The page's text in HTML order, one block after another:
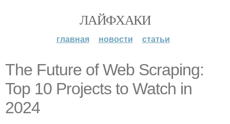
ЛАЙФХАКИ
главная новости статьи
The Future of Web Scraping:
Top 10 Projects to Watch in
2024